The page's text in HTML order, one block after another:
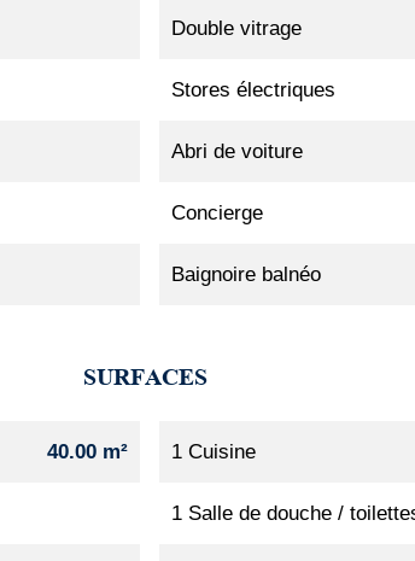
Double vitrage
Stores électriques
Abri de voiture
Concierge
Baignoire balnéo
SURFACES
40.00 m² 1 Cuisine
1 Salle de douche /